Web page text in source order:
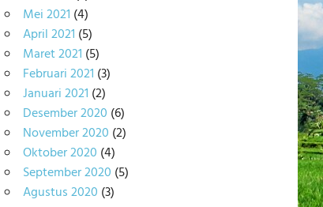
Mei 2021 (4)
April 2021 (5)
Maret 2021 (5)
Februari 2021 (3)
Januari 2021 (2)
Desember 2020 (6)
November 2020 (2)
Oktober 2020 (4)
September 2020 (5)
Agustus 2020 (3)